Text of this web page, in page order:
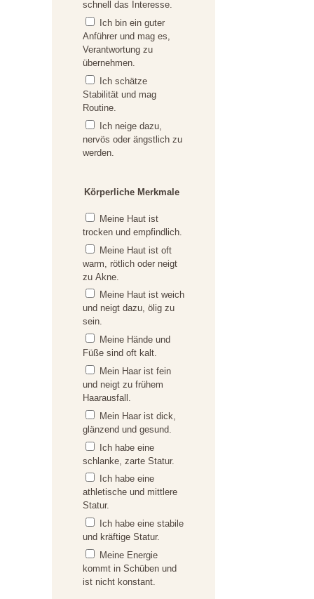
schnell das Interesse.
Ich bin ein guter
Anführer und mag es,
Verantwortung zu
übernehmen.
Ich schätze
Stabilität und mag
Routine.
Ich neige dazu,
nervös oder ängstlich zu
werden.
Körperliche Merkmale
Meine Haut ist
trocken und empfindlich.
Meine Haut ist oft
warm, rötlich oder neigt
zu Akne.
Meine Haut ist weich
und neigt dazu, ölig zu
sein.
Meine Hände und
Füße sind oft kalt.
Mein Haar ist fein
und neigt zu frühem
Haarausfall.
Mein Haar ist dick,
glänzend und gesund.
Ich habe eine
schlanke, zarte Statur.
Ich habe eine
athletische und mittlere
Statur.
Ich habe eine stabile
und kräftige Statur.
Meine Energie
kommt in Schüben und
ist nicht konstant.